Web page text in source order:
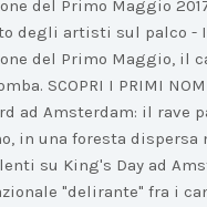
del Primo Maggio
degli artisti sul palco -
del Primo Maggio, il
SCOPRI I PRIMI
ad Amsterdam: il rave
in una foresta dispersa
su King's Day ad
"delirante" fra i